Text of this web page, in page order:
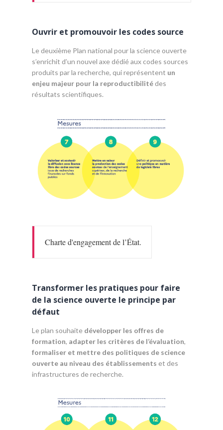
Ouvrir et promouvoir les codes source
Le deuxième Plan national pour la science ouverte
s’enrichit d’un nouvel axe dédié aux codes sources
produits par la recherche, qui représentent un
enjeu majeur pour la reproductibilitédes
résultats scientifiques.
Charte d'engagement de l’État.
Transformer les pratiques pour faire
de la science ouverte le principe par
défaut
Le plan souhaite développer les offres de
formation, adapter les critères de l’évaluation,
formaliser et mettre des politiques de science
ouverte au niveau des établissements et des
infrastructures de recherche.